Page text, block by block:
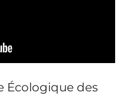
Écologique des